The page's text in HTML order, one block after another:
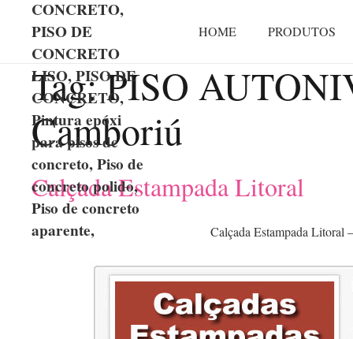
CONCRETO,
PISO DE
CONCRETO
LISO, PISO DE
CONCRETO,
Pintura epóxi
para pisos de
concreto, Piso de
concreto polido,
Piso de concreto
aparente,
HOME PRODUTOS
Tag:PISO
Camboriú
Calçada Estampada Litoral
Calçada Estampada Litoral